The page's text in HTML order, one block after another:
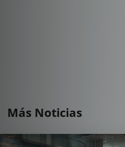
Más Noticias